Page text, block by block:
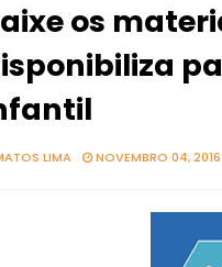
os
LIMA NOVEMBRO 04, 2016